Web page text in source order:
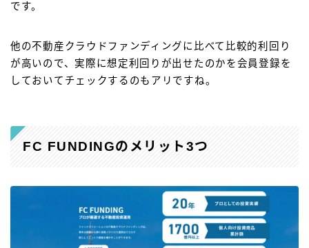
です。
他の不動産クラウドファンディングに比べて比較的利回り
が高いので、実際に想定利回りが出せたのかを会員登録を
しておいてチェックするのもアリですね。
FC FUNDINGのメリット3つ